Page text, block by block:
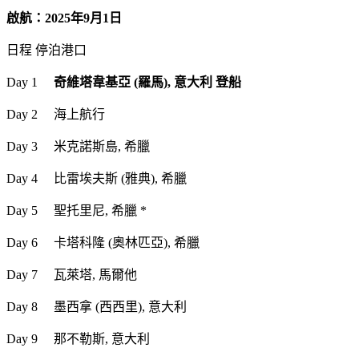
啟航：2025年9月1日
日程 停泊港口
Day 1 奇維塔韋基亞 (羅馬), 意大利 登船
Day 2 海上航行
Day 3 米克諾斯島, 希臘
Day 4 比雷埃夫斯 (雅典), 希臘
Day 5 聖托里尼, 希臘 *
Day 6 卡塔科隆 (奧林匹亞), 希臘
Day 7 瓦萊塔, 馬爾他
Day 8 墨西拿 (西西里), 意大利
Day 9 那不勒斯, 意大利